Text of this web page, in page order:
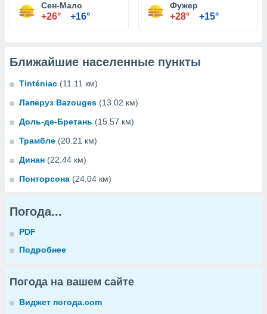
Сен-Мало
+26° +16°
Фужер
+28° +15°
Ближайшие населенные пункты
Tinténiac (11.11 км)
Лаперуз Bazouges (13.02 км)
Доль-де-Бретань (15.57 км)
Трамбле (20.21 км)
Динан (22.44 км)
Понторсона (24.04 км)
Погода...
PDF
Подробнее
Погода на вашем сайте
Виджет погода.com